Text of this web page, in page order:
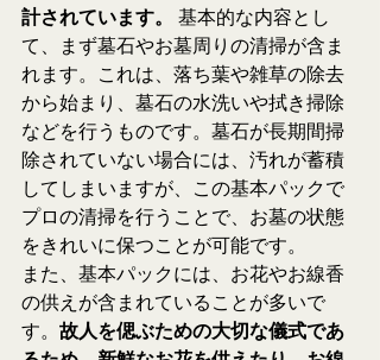
計されています。
基本的な内容とし
て、まず墓石やお墓周りの清掃が含ま
れます。これは、落ち葉や雑草の除去
から始まり、墓石の水洗いや拭き掃除
などを行うものです。墓石が長期間掃
除されていない場合には、汚れが蓄積
してしまいますが、この基本パックで
プロの清掃を行うことで、お墓の状態
をきれいに保つことが可能です。
また、基本パックには、お花やお線香
の供えが含まれていることが多いで
す。 故人を偲ぶための大切な儀式であ